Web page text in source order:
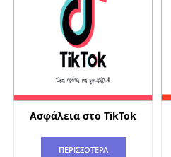
Ασφάλεια στο TikTok
ΠΕΡΙΣΣΟΤΕΡΑ